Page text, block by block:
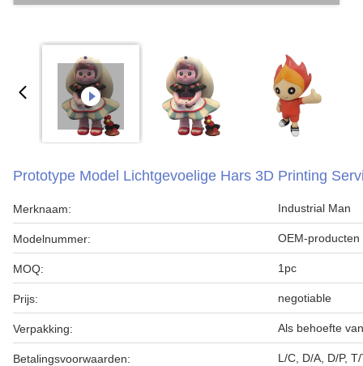
Prototype Model Lichtgevoelige Hars 3D Printing
Merknaam: Industrial Man
Modelnummer: OEM-producten
MOQ: 1pc
Prijs: negotiable
Verpakking: Als behoefte
Betalingsvoorwaarden: L/C, D/A, D/P,